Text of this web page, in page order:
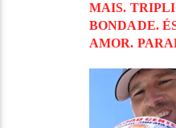
MAIS.
BONDADE.
AMOR.